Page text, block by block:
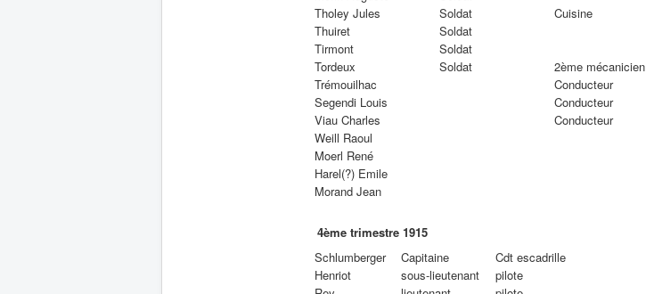
Tholey Jules
Soldat
Cuisine
Thuiret
Soldat
Tirmont
Soldat
Tordeux
Soldat
2ème mécanicien
Trémouilhac
Conducteur
Segendi Louis
Conducteur
Viau Charles
Conducteur
Weill Raoul
Moerl René
Harel(?) Emile
Morand Jean
4ème trimestre 1915
Schlumberger
Capitaine
Cdt escadrille
Henriot
sous-lieutenant
pilote